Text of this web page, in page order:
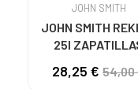
JOHN SMITH
JOHN SMITH
25I
NEGRO NEGRO
28,25 € 54,00